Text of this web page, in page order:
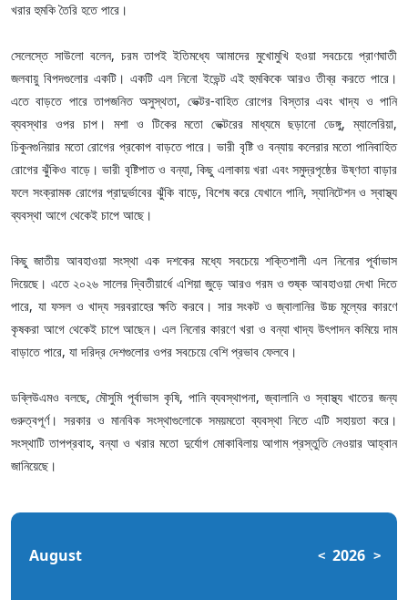
খরার হুমকি তৈরি হতে পারে।
সেলেস্তে সাউলো বলেন, চরম তাপই ইতিমধ্যে আমাদের মুখোমুখি হওয়া সবচেয়ে প্রাণঘাতী
জলবায়ু বিপদগুলোর একটি। একটি এল নিনো ইভেন্ট এই হুমকিকে আরও তীব্র করতে পারে।
এতে বাড়তে পারে তাপজনিত অসুস্থতা, ভেক্টর-বাহিত রোগের বিস্তার এবং খাদ্য ও পানি
ব্যবস্থার ওপর চাপ। মশা ও টিকের মতো ভেক্টরের মাধ্যমে ছড়ানো ডেঙ্গু, ম্যালেরিয়া,
চিকুনগুনিয়ার মতো রোগের প্রকোপ বাড়তে পারে। ভারী বৃষ্টি ও বন্যায় কলেরার মতো পানিবাহিত
রোগের ঝুঁকিও বাড়ে। ভারী বৃষ্টিপাত ও বন্যা, কিছু এলাকায় খরা এবং সমুদ্রপৃষ্ঠের উষ্ণতা বাড়ার
ফলে সংক্রামক রোগের প্রাদুর্ভাবের ঝুঁকি বাড়ে, বিশেষ করে যেখানে পানি, স্যানিটেশন ও স্বাস্থ্য
ব্যবস্থা আগে থেকেই চাপে আছে।
কিছু জাতীয় আবহাওয়া সংস্থা এক দশকের মধ্যে সবচেয়ে শক্তিশালী এল নিনোর পূর্বাভাস
দিয়েছে। এতে ২০২৬ সালের দ্বিতীয়ার্ধে এশিয়া জুড়ে আরও গরম ও শুষ্ক আবহাওয়া দেখা দিতে
পারে, যা ফসল ও খাদ্য সরবরাহের ক্ষতি করবে। সার সংকট ও জ্বালানির উচ্চ মূল্যের কারণে
কৃষকরা আগে থেকেই চাপে আছেন। এল নিনোর কারণে খরা ও বন্যা খাদ্য উৎপাদন কমিয়ে দাম
বাড়াতে পারে, যা দরিদ্র দেশগুলোর ওপর সবচেয়ে বেশি প্রভাব ফেলবে।
ডব্লিউএমও বলছে, মৌসুমি পূর্বাভাস কৃষি, পানি ব্যবস্থাপনা, জ্বালানি ও স্বাস্থ্য খাতের জন্য
গুরুত্বপূর্ণ। সরকার ও মানবিক সংস্থাগুলোকে সময়মতো ব্যবস্থা নিতে এটি সহায়তা করে।
সংস্থাটি তাপপ্রবাহ, বন্যা ও খরার মতো দুর্যোগ মোকাবিলায় আগাম প্রস্তুতি নেওয়ার আহ্বান
জানিয়েছে।
August < 2026 >